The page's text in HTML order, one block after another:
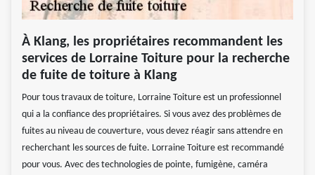
À Klang, les propriétaires recommandent les
services de Lorraine Toiture pour la recherche
de fuite de toiture à Klang
Pour tous travaux de toiture, Lorraine Toiture est un professionnel
qui a la confiance des propriétaires. Si vous avez des problèmes de
fuites au niveau de couverture, vous devez réagir sans attendre en
recherchant les sources de fuite. Lorraine Toiture est recommandé
pour vous. Avec des technologies de pointe, fumigène, caméra